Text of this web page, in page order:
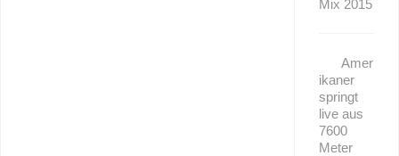
Mix 2015
Amer
ikaner
springt
live aus
7600
Meter